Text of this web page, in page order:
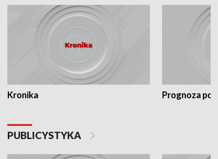
Kronika Prognoza
PUBLICYSTYKA